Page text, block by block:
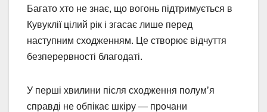
Багато хто не знає, що вогонь підтримується в
Кувуклії цілий рік і згасає лише перед
наступним сходженням. Це створює відчуття
безперервності благодаті.
У перші хвилини після сходження полум’я
справді не обпікає шкіру — прочани